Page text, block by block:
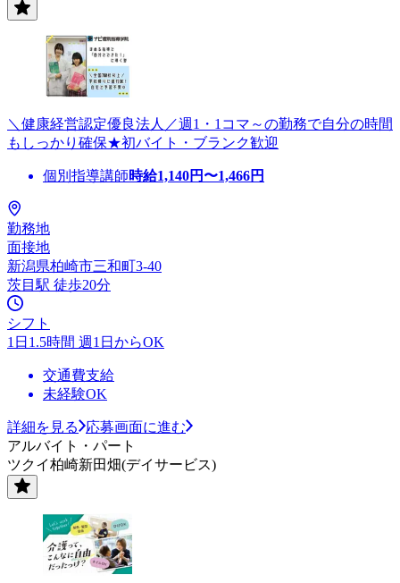
＼健康経営認定優良法人／週1・1コマ～の勤務で自分の時間
もしっかり確保★初バイト・ブランク歓迎
個別指導講師時給1,140円〜1,466円
勤務地
面接地
新潟県柏崎市三和町3-40
茨目駅 徒歩20分
シフト
1日1.5時間 週1日からOK
交通費支給
未経験OK
詳細を見る
応募画面に進む
アルバイト・パート
ツクイ柏崎新田畑(デイサービス)